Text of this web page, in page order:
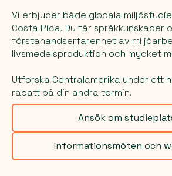
Vi erbjuder både globala
Costa Rica. Du får språkkunskaper
förstahandserfarenhet av
livsmedelsproduktion och mycket
Utforska Centralamerika under ett
rabatt på din andra termin.
Ansök om
Informationsmöten och